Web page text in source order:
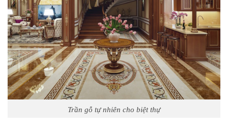
Trần gỗ tự nhiên cho biệt thự